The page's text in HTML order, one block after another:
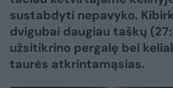
sustabdyti nepavyko.
dvigubai daugiau taškų
užsitikrino pergalę bei
taurės atkrintamąsias.